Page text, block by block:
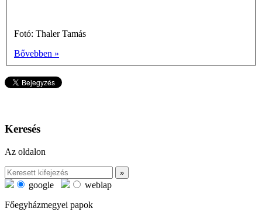
Fotó: Thaler Tamás
Bővebben »
Keresés
Az oldalon
google
weblap
Főegyházmegyei papok